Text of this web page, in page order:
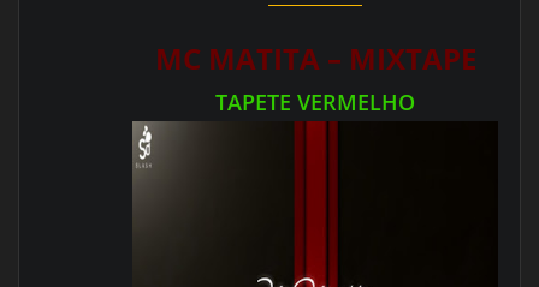
MC MATITA – MIXTAPE
TAPETE VERMELHO